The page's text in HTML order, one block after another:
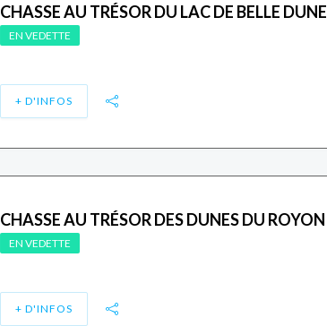
CHASSE AU TRÉSOR DU LAC DE BELLE DUNE
EN VEDETTE
+ D'INFOS
CHASSE AU TRÉSOR DES DUNES DU ROYON
EN VEDETTE
+ D'INFOS